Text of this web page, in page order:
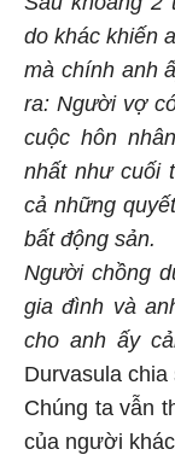
do khác khiến
mà chính anh
ra: Người vợ
cuộc hôn
nhất như cuối
cả những
bất động sản.
Người chồng
gia đình và
cho anh ấy
Durvasula chia
Chúng ta vẫn
của người